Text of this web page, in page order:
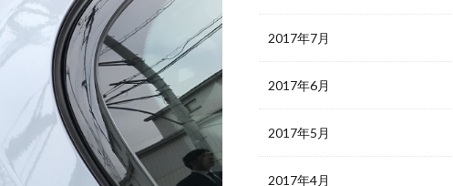
2017年7月
2017年6月
2017年5月
2017年4月